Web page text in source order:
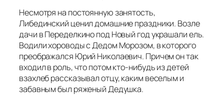
Несмотря на постоянную занятость,
Либединский ценил домашние праздники. Возле
дачи в Переделкино под Новый год украшали ель.
Водили хороводы с Дедом Морозом, в которого
преображался Юрий Николаевич. Причем он так
входил в роль, что потом кто-нибудь из детей
взахлеб рассказывал отцу, каким веселым и
забавным был ряженый Дедушка.